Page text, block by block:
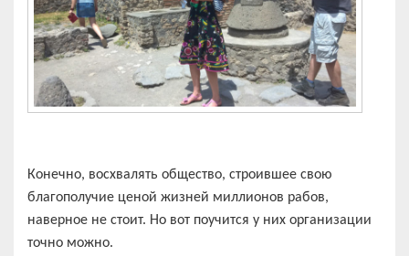
Конечно, восхвалять общество, строившее свою
благополучие ценой жизней миллионов рабов,
наверное не стоит. Но вот поучится у них организации
точно можно.